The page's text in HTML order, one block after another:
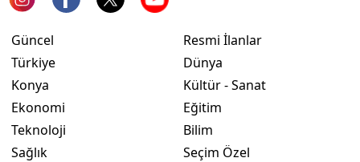
Güncel
Türkiye
Konya
Ekonomi
Teknoloji
Sağlık
Resmi İlanlar
Dünya
Kültür - Sanat
Eğitim
Bilim
Seçim Özel